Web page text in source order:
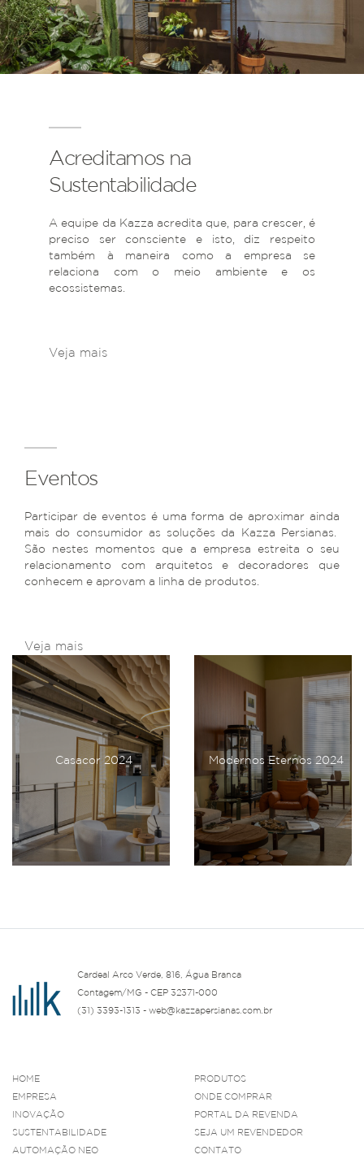
Acreditamos na
Sustentabilidade
A equipe da Kazza acredita que, para crescer, é
preciso ser consciente e isto, diz respeito
também à maneira como a empresa se
relaciona com o meio ambiente e os
ecossistemas.
Veja mais
Eventos
Participar de eventos é uma forma de aproximar ainda
mais do consumidor as soluções da Kazza Persianas.
São nestes momentos que a empresa estreita o seu
relacionamento com arquitetos e decoradores que
conhecem e aprovam a linha de produtos.
Veja mais
Casacor 2024 Modernos Eternos 2024
Cardeal Arco Verde, 816, Água Branca
Contagem/MG - CEP 32371-000
(31) 3393-1313 - web@kazzapersianas.com.br
HOME
EMPRESA
INOVAÇÃO
SUSTENTABILIDADE
AUTOMAÇÃO NEO
PRODUTOS
ONDE COMPRAR
PORTAL DA REVENDA
SEJA UM REVENDEDOR
CONTATO